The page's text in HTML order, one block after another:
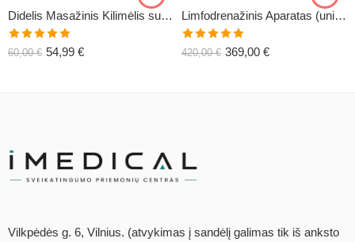
Didelis Masažinis Kilimėlis su Pagalve XL-CLASSIC1
Įvertinimas:
5.00
60,00€ 54,99 €
Limfodrenažinis Aparatas (universalus) C6
Įvertinimas:
5.00
420,00€ 369,00 €
Vilkpėdės g. 6, Vilnius. (atvykimas į sandėlį galimas tik iš anksto